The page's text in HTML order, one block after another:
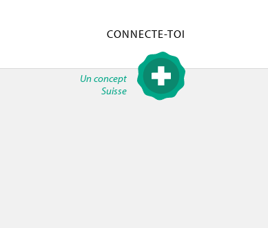
CONNECTE-TOI
Un concept
Suisse